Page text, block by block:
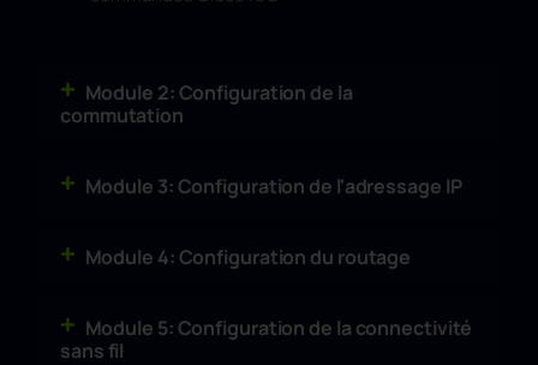
Module 2: Configuration de la
commutation
Module 3: Configuration de l'adressage IP
Module 4: Configuration du routage
Module 5: Configuration de la connectivité
sans fil